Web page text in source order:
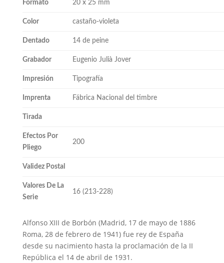
Formato 20 x 25 mm
Color castaño-violeta
Dentado 14 de peine
Grabador Eugenio Julià Jover
Impresión Tipografía
Imprenta Fábrica Nacional del timbre
Tirada
Efectos Por
Pliego
200
Validez Postal
Valores De La
Serie
16 (213-228)
Alfonso XIII de Borbón (Madrid, 17 de mayo de 1886 
Roma, 28 de febrero de 1941) fue rey de España
desde su nacimiento hasta la proclamación de la II
República el 14 de abril de 1931.